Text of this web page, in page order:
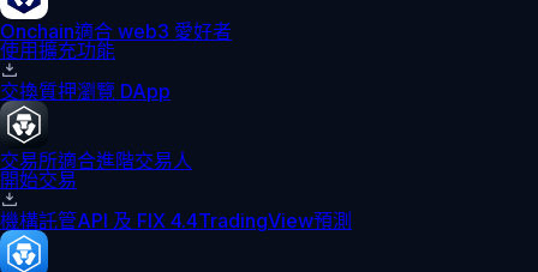
Onchain適合 web3 愛好者
使用擴充功能
交換質押瀏覽 DApp
交易所適合進階交易人
開始交易
機構託管API 及 FIX 4.4TradingView預測